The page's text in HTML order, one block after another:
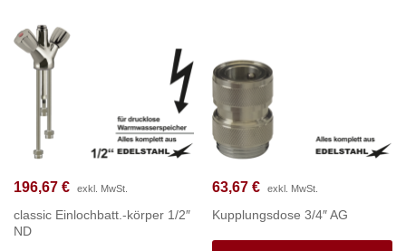
196,67 € exkl. MwSt.
classic Einlochbatt.-körper 1/2″
ND
63,67 € exkl. MwSt.
Kupplungsdose 3/4″ AG